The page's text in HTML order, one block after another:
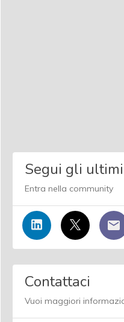
Segui gli
Entra nella community
Contattaci
Vuoi maggiori